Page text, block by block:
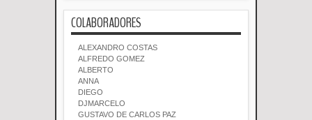
COLABORADORES
ALEXANDRO COSTAS
ALFREDO GOMEZ
ALBERTO
ANNA
DIEGO
DJMARCELO
GUSTAVO DE CARLOS PAZ